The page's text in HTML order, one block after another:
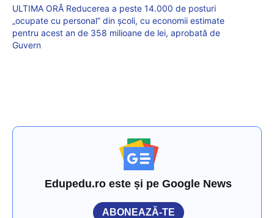
ULTIMA ORĂ Reducerea a peste 14.000 de posturi
„ocupate cu personal” din școli, cu economii estimate
pentru acest an de 358 milioane de lei, aprobată de
Guvern
Edupedu.ro este și pe Google News
ABONEAZĂ-TE